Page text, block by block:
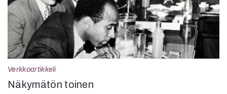
Verkkoartikkeli
Näkymätön toinen